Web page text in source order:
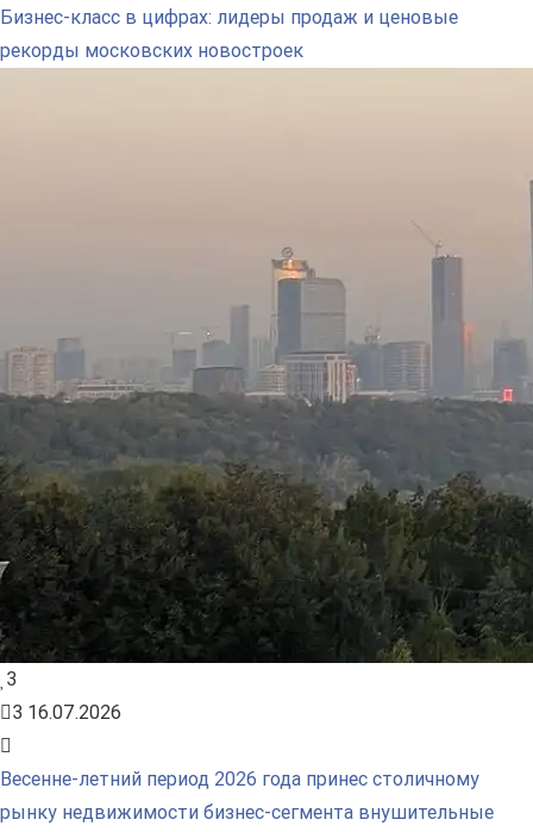
Бизнес-класс в цифрах: лидеры продаж и ценовые
рекорды московских новостроек
3
3 16.07.2026
Весенне-летний период 2026 года принес столичному
рынку недвижимости бизнес-сегмента внушительные